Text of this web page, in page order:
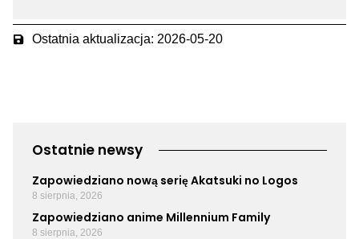
Ostatnia aktualizacja: 2026-05-20
Ostatnie newsy
Zapowiedziano nową serię Akatsuki no Logos
8 sierpnia, 2026
Zapowiedziano anime Millennium Family
8 sierpnia, 2026